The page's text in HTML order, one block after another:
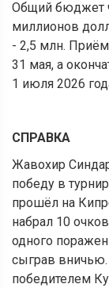
Общий бюджет
миллионов
- 2,5 млн.
31 мая, а
1 июля 2026
СПРАВКА
Жавохир
победу в
прошёл на
набрал 10
одного
сыграв
победителем